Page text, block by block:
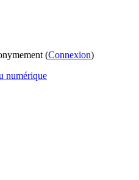
(Connexion)